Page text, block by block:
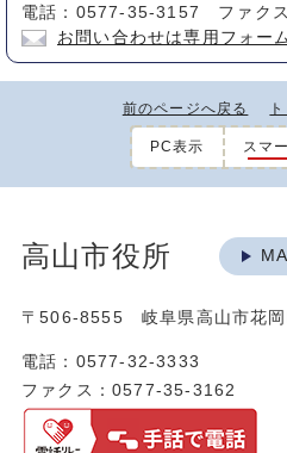
電話：0577-35-3157 ファク
お問い合わせは専用フォー
前のページへ戻る
PC表示 スマ
高山市役所
〒506-8555 岐阜県高山市花
電話：0577-32-3333
ファクス：0577-35-3162